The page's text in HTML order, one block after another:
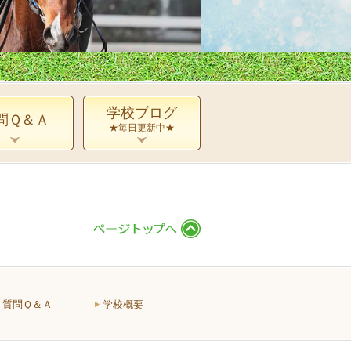
Ｑ＆Ａ 学校ブログ
★毎日更新中★
質問Ｑ＆Ａ 学校概要